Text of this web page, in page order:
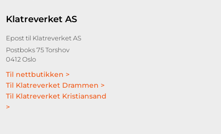
Klatreverket AS
Epost til Klatreverket AS
Postboks 75 Torshov
0412 Oslo
Til nettbutikken >
Til Klatreverket Drammen >
Til Klatreverket Kristiansand
>